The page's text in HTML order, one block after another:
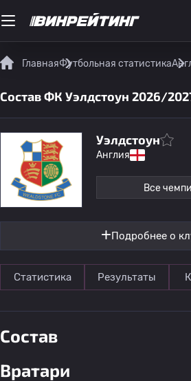
ГлавнаяФутбольная статистика
Состав ФК Уэлдстоун 2026/
Уэлдстоун
Англия
Все
Подробнее о
Статистика Результаты
Состав
Вратари